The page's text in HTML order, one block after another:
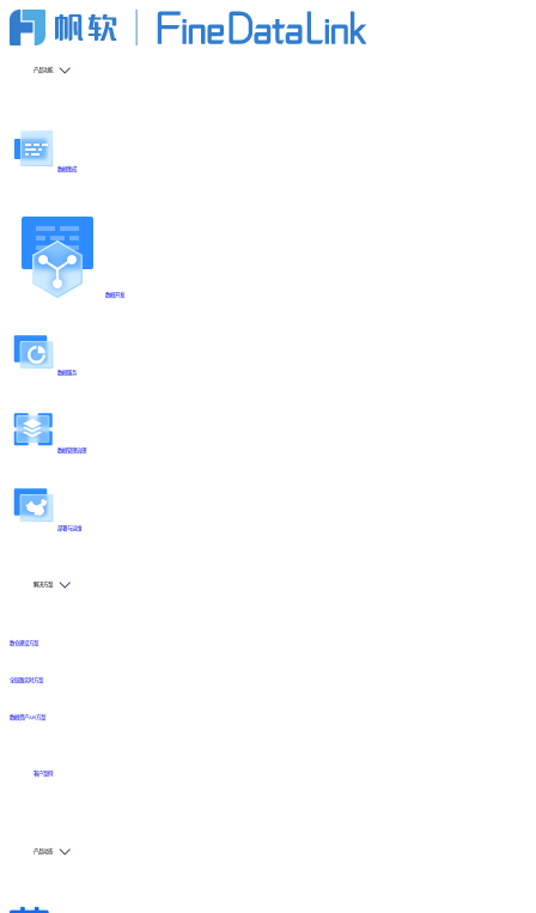
产品功能
数据集成
数据开发
数据服务
数据管理治理
部署与运维
解决方案
数仓建设方案
全链路实时方案
数据资产API方案
客户案例
产品动态